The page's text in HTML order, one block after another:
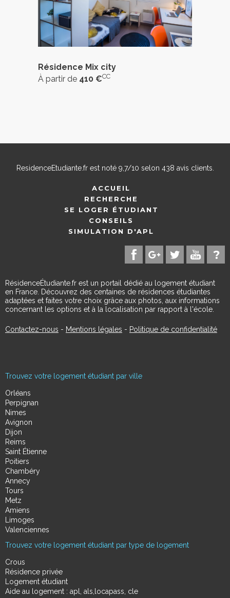
Résidence Mix city
À partir de 410 €CC
ResidenceEtudiante.frest noté 9,7/10 selon 438 avis clients.
ACCUEIL
RECHERCHE
SE LOGER ÉTUDIANT
CONSEILS
SIMULATION D'APL
RésidenceÉtudiante.fr est un portail dédié au logement étudiant
en France. Découvrez des centaines de résidences étudiantes
adaptées et faites votre choix grâce aux photos, aux informations
concernant les options et à la localisation par rapport à l'école.
Contactez-nous - Mentions légales - Politique de confidentialité
Trouvez votre logement étudiant par ville
Orléans
Perpignan
Nimes
Avignon
Dijon
Reims
Saint Étienne
Poitiers
Chambéry
Annecy
Tours
Metz
Amiens
Limoges
Valenciennes
Trouvez votre logement étudiant par type de logement
Crous
Résidence privée
Logement étudiant
Aide au logement : apl, als,locapass, cle